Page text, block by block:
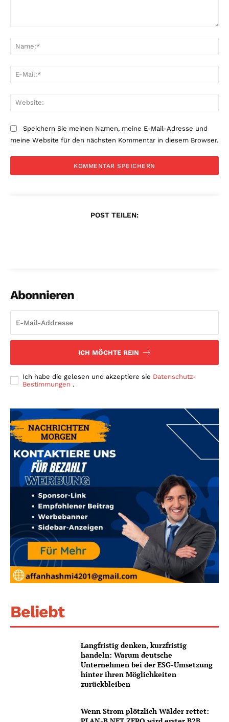
Speichern Sie meinen Namen, meine E-Mail-Adresse und
meine Website für den nächsten Kommentar in diesem Browser.
POST TEILEN:
Abonnieren
ICH MÖCHTE REIN
Ich habe die gelesen und akzeptiere sie Datenschutz-
Bestimmungen .
Beliebt
Langfristig denken, kurzfristig
handeln: Warum deutsche
Unternehmen bei der ESG-Umsetzung
hinter ihren Möglichkeiten
zurückbleiben
Wenn Strom plötzlich Wälder rettet: